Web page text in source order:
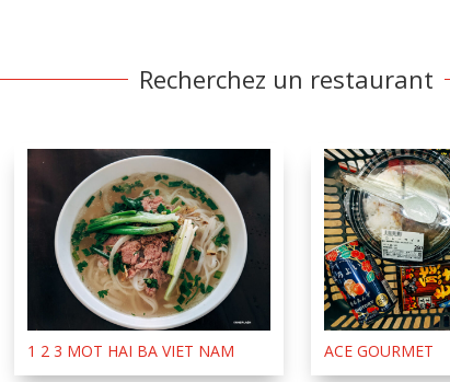
Recherchez un restaurant
1 2 3 MOT HAI BA VIET NAM ACE GOURMET